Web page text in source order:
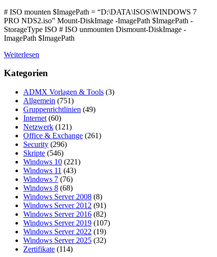
# ISO mounten $ImagePath = “D:\DATA\ISOS\WINDOWS 7
PRO NDS2.iso” Mount-DiskImage -ImagePath $ImagePath -
StorageType ISO # ISO unmounten Dismount-DiskImage -
ImagePath $ImagePath
Weiterlesen
Kategorien
ADMX Vorlagen & Tools (3)
Allgemein (751)
Gruppenrichtlinien (49)
Internet (60)
Netzwerk (121)
Office & Exchange (261)
Security (296)
Skripte (546)
Windows 10 (221)
Windows 11 (43)
Windows 7 (76)
Windows 8 (68)
Windows Server 2008 (8)
Windows Server 2012 (91)
Windows Server 2016 (82)
Windows Server 2019 (107)
Windows Server 2022 (19)
Windows Server 2025 (32)
Zertifikate (114)